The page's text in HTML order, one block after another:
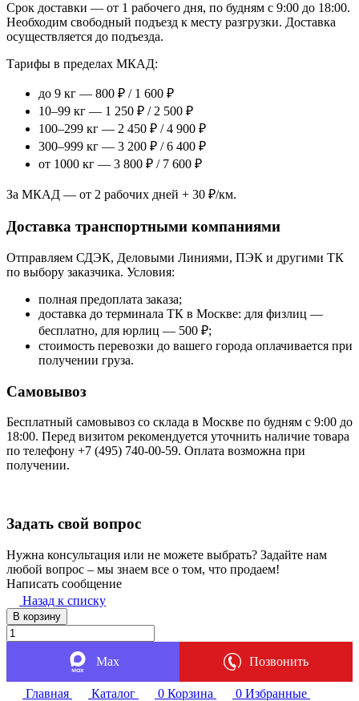
Срок доставки — от 1 рабочего дня, по будням с 9:00 до 18:00.
Необходим свободный подъезд к месту разгрузки. Доставка
осуществляется до подъезда.
Тарифы в пределах МКАД:
до 9 кг — 800 ₽ / 1 600 ₽
10–99 кг — 1 250 ₽ / 2 500 ₽
100–299 кг — 2 450 ₽ / 4 900 ₽
300–999 кг — 3 200 ₽ / 6 400 ₽
от 1000 кг — 3 800 ₽ / 7 600 ₽
За МКАД — от 2 рабочих дней + 30 ₽/км.
Доставка транспортными компаниями
Отправляем СДЭК, Деловыми Линиями, ПЭК и другими ТК
по выбору заказчика. Условия:
полная предоплата заказа;
доставка до терминала ТК в Москве: для физлиц —
бесплатно, для юрлиц — 500 ₽;
стоимость перевозки до вашего города оплачивается при
получении груза.
Самовывоз
Бесплатный самовывоз со склада в Москве по будням с 9:00 до
18:00. Перед визитом рекомендуется уточнить наличие товара
по телефону +7 (495) 740-00-59. Оплата возможна при
получении.
Задать свой вопрос
Нужна консультация или не можете выбрать? Задайте нам
любой вопрос – мы знаем все о том, что продаем!
Написать сообщение
Назад к списку
В корзину
Max Позвонить
Главная Каталог 0 Корзина 0 Избранные